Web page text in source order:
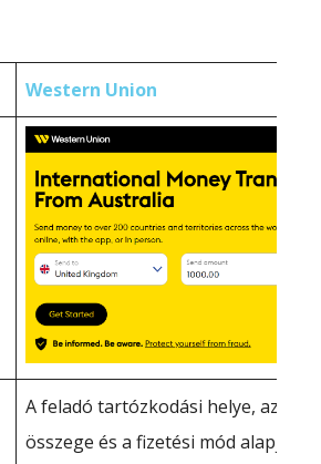
Western Union
A feladó tartózkodási helye, az
összege és a fizetési mód alapján.